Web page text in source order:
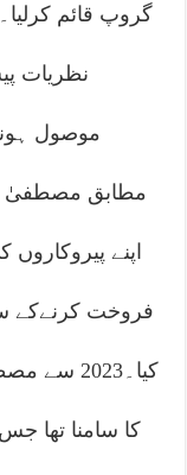
گروپ قائم
نظریات
موصول
مطابق مصطفیٰ
اپنے پیروکاروں
فروخت کرنےکے